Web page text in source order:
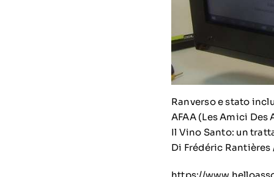
Ranverso e stato
AFAA (Les Amici Des
Il Vino Santo: un
Di Frédéric